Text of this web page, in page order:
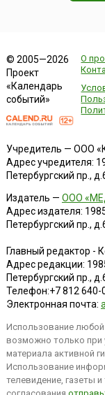
© 2005—2026
Проект
«Календарь
событий»
О
Учредитель — ООО
Адрес учредителя:
Петербургский пр.,
Издатель — ООО
Адрес издателя:
Петербургский пр.,
Главный редактор -
Адрес редакции:
Петербургский пр.,
Телефон:+7 812 640-
Электронная почта:
Использование любой
возможно только при
материала активной
Использование
телевидение, газеты и